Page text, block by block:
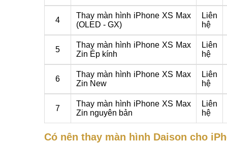
4
Thay màn hình iPhone XS Max
(OLED - GX)
Liên
hệ
5
Thay màn hình iPhone XS Max
Zin Ép kính
Liên
hệ
6
Thay màn hình iPhone XS Max
Zin New
Liên
hệ
7
Thay màn hình iPhone XS Max
Zin nguyên bản
Liên
hệ
Có nên thay màn hình Daison cho